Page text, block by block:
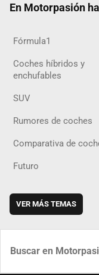
En Motorpasión
Fórmula1
Coches híbridos y
enchufables
SUV
Rumores de coches
Comparativa de
Futuro
VER MÁS TEMAS